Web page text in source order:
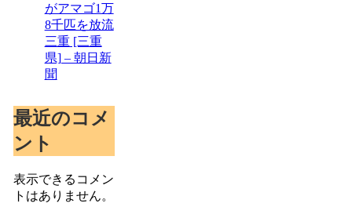
がアマゴ1万
8千匹を放流
三重 [三重
県] – 朝日新
聞
最近のコメ
ント
表示できるコメン
トはありません。